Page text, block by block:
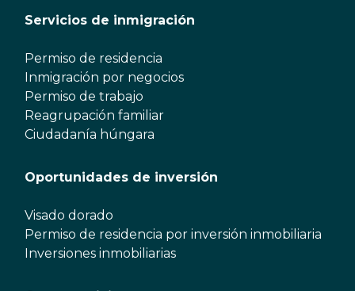
Servicios de inmigración
Permiso de residencia
Inmigración por negocios
Permiso de trabajo
Reagrupación familiar
Ciudadanía húngara
Oportunidades de inversión
Visado dorado
Permiso de residencia por inversión inmobiliaria
Inversiones inmobiliarias